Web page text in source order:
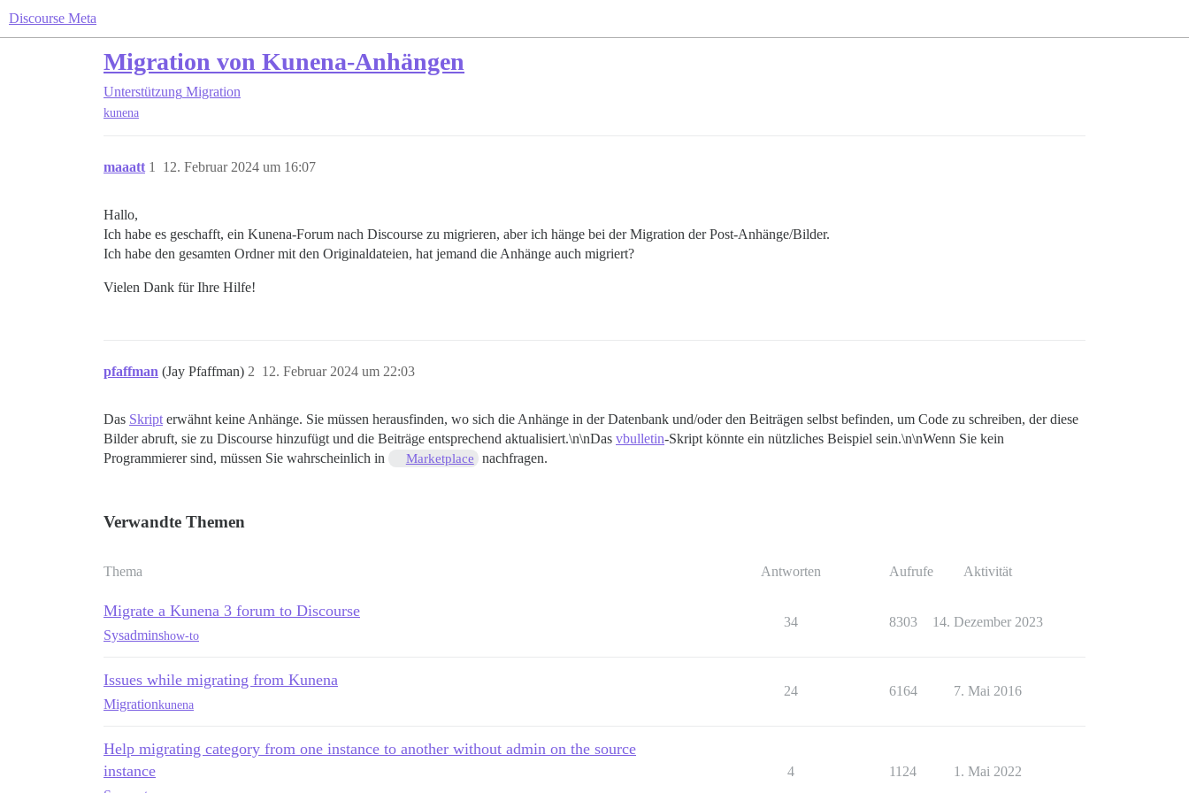
Discourse Meta
Migration von Kunena-Anhängen
Unterstützung Migration
kunena
maaatt 12. Februar 2024 um 16:07
1
Hallo,
Ich habe es geschafft, ein Kunena-Forum nach Discourse zu migrieren, aber ich hänge bei der Migration der Post-Anhänge/Bilder.
Ich habe den gesamten Ordner mit den Originaldateien, hat jemand die Anhänge auch migriert?
Vielen Dank für Ihre Hilfe!
pfaffman (Jay Pfaffman) 12. Februar 2024 um 22:03
2
Das Skript erwähnt keine Anhänge. Sie müssen herausfinden, wo sich die Anhänge in der Datenbank und/oder den Beiträgen selbst befinden, um Code zu schreiben, der diese
Bilder abruft, sie zu Discourse hinzufügt und die Beiträge entsprechend aktualisiert.\n\nDas vbulletin-Skript könnte ein nützliches Beispiel sein.\n\nWenn Sie kein
Programmierer sind, müssen Sie wahrscheinlich in
Marketplace nachfragen.
Verwandte Themen
Thema Antworten Aufrufe Aktivität
Migrate a Kunena 3 forum to Discourse
Sysadminshow-to
34 8303 14. Dezember 2023
Issues while migrating from Kunena
Migrationkunena
24 6164 7. Mai 2016
Help migrating category from one instance to another without admin on the source
instance
4 1124 1. Mai 2022